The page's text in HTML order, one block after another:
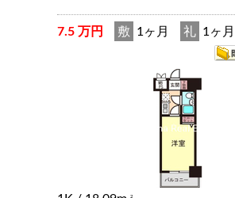
7.5 万円 敷 1ヶ月 礼 1ヶ月
2